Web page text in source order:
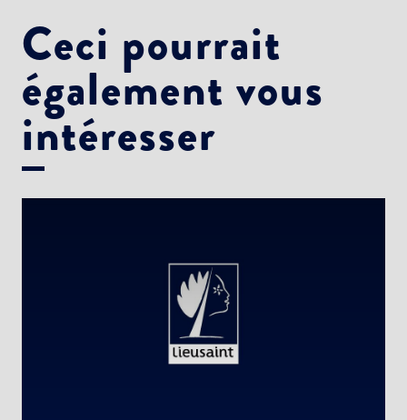
Ceci pourrait
également vous
intéresser